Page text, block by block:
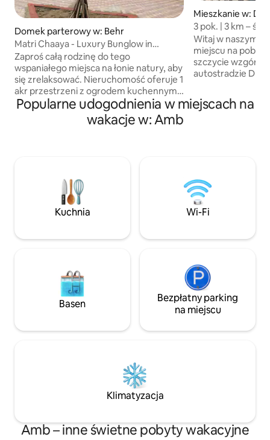
Domek parterowy w: Behr
Matri Chaaya - Luxury Bunglow in
beautiful Village
Zaproś całą rodzinę do tego
wspaniałego miejsca na łonie natury, aby
się zrelaksować. Nieruchomość oferuje 1
akr przestrzeni z ogrodem kuchennym,
Machaan, aby cieszyć się
zachodem/wschodem słońca,
zaprezentować życie w wiosce,
takie jak telewizor, gejzer, klimatyzacja,
żelazko ze stojakiem, kuchnia ze
sztućcami i podstawowymi
udogodnieniami do gotowania itp.
pszenica, cukierniki, przeprawy przez
Mieszkanie w:
3 pok. | 3 km –
| Widok na
Witaj w naszym
miejscu na pobyt
szczycie
autostradzie
świątyni Mata
dom położony
wyposażona
idealne miejsce
wizyty, jak i na
pobyty.
Popularne udogodnienia w miejscach na
wakacje w: Amb
Kuchnia Wi-Fi
Basen
Bezpłatny parking
na miejscu
Klimatyzacja
Amb – inne świetne pobyty wakacyjne